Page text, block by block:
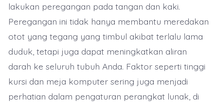
lakukan peregangan pada tangan dan kaki.
Peregangan ini tidak hanya membantu meredakan
otot yang tegang yang timbul akibat terlalu lama
duduk, tetapi juga dapat meningkatkan aliran
darah ke seluruh tubuh Anda. Faktor seperti tinggi
kursi dan meja komputer sering juga menjadi
perhatian dalam pengaturan perangkat lunak, di